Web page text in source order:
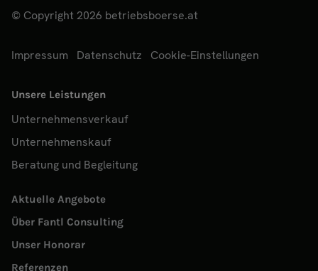
© Copyright 2026 betriebsboerse.at
Impressum Datenschutz Cookie-Einstellungen
Unsere Leistungen
Unternehmensverkauf
Unternehmenskauf
Beratung und Begleitung
Aktuelle Angebote
Über Fantl Consulting
Unser Honorar
Referenzen